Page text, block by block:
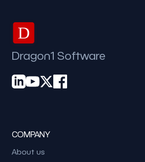
D
Dragon1 Software
COMPANY
About us